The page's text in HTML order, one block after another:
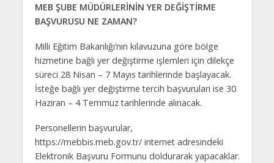
MEB ŞUBE MÜDÜRLERİNİN YER DEĞİŞTİRME
BAŞVURUSU NE ZAMAN?
Milli Eğitim Bakanlığı’nın kılavuzuna göre bölge
hizmetine bağlı yer değiştirme işlemleri için dilekçe
süreci 28 Nisan – 7 Mayıs tarihlerinde başlayacak.
İsteğe bağlı yer değiştirme tercih başvuruları ise 30
Haziran – 4 Temmuz tarihlerinde alınacak.
Personellerin başvurular,
https://mebbis.meb.gov.tr/ internet adresindeki
Elektronik Başvuru Formunu doldurarak yapacaklar.